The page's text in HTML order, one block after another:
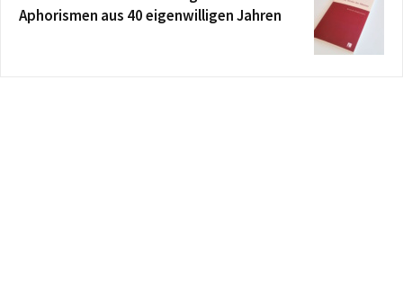
Aphorismen aus 40 eigenwilligen Jahren